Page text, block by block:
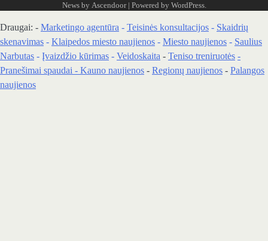
News by Ascendoor| Powered by WordPress.
Draugai: - Marketingo agentūra - Teisinės konsultacijos - Skaidrių
skenavimas - Klaipedos miesto naujienos - Miesto naujienos - Saulius
Narbutas - Įvaizdžio kūrimas - Veidoskaita - Teniso treniruotės -
Pranešimai spaudai - Kauno naujienos - Regionų naujienos - Palangos
naujienos